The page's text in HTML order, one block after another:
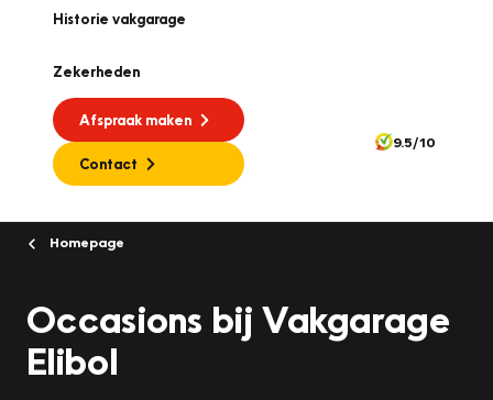
Historie vakgarage
Zekerheden
Afspraak maken
Contact
9.5/10
Homepage
Occasions bij Vakgarage
Elibol